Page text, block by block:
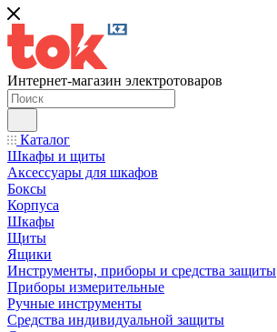
Интернет-магазин электротоваров
Каталог
Шкафы и щиты
Аксессуары для шкафов
Боксы
Корпуса
Шкафы
Щиты
Ящики
Инструменты, приборы и средства защиты
Приборы измерительные
Ручные инструменты
Средства индивидуальной защиты